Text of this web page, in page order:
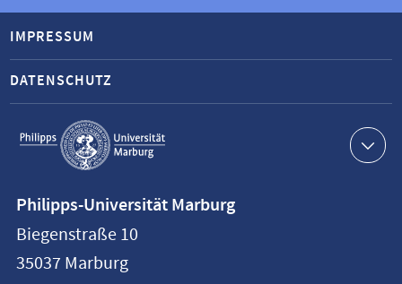
Service-
Navigation
IMPRESSUM
DATENSCHUTZ
Philipps-
Universität
Marburg
Philipps-Universität Marburg
Biegenstraße 10
35037 Marburg